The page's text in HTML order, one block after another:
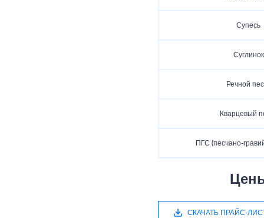
Супесь
Суглинок
Речной
Кварцевый
ПГС (песчано-
СКАЧАТЬ ПРАЙС-